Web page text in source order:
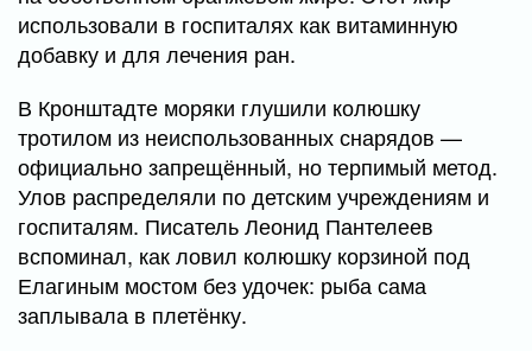
использовали в госпиталях как витаминную
добавку и для лечения ран.
В Кронштадте моряки глушили колюшку
тротилом из неиспользованных снарядов —
официально запрещённый, но терпимый метод.
Улов распределяли по детским учреждениям и
госпиталям. Писатель Леонид Пантелеев
вспоминал, как ловил колюшку корзиной под
Елагиным мостом без удочек: рыба сама
заплывала в плетёнку.